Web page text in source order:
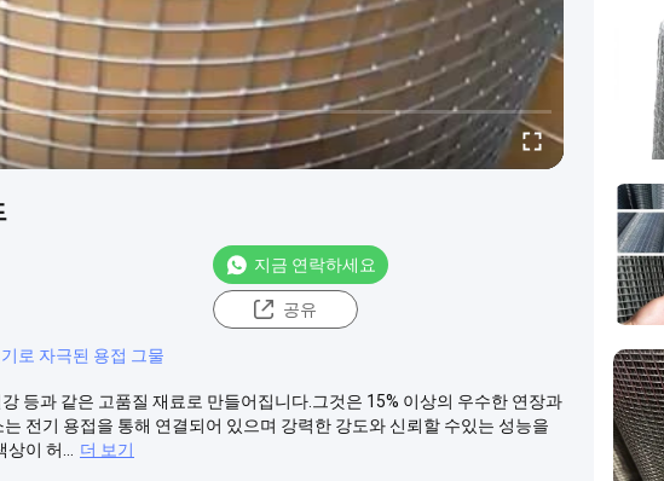
지금 연락하세요
공유
로 자극된 용접 그물
등과 같은 고품질 재료로 만들어집니다.그것은 15% 이상의 우수한 연장과
전기 용접을 통해 연결되어 있으며 강력한 강도와 신뢰할 수있는 성능을
이 허...
더 보기